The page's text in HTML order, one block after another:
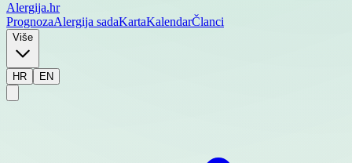
Alergija.hr
PrognozaAlergija sadaKartaKalendarČlanci
Više
HR EN